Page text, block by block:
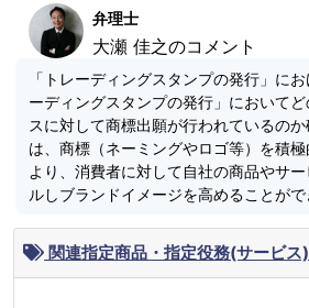
弁理士
大瀬 佳之のコメント
「トレーディングスタンプの発行」に
ーディングスタンプの発行」において
スに対して商標出願が行われているの
は、商標（ネーミングやロゴ等）を積
より、消費者に対して自社の商品やサ
ルしブランドイメージを高めることがで
関連指定商品・指定役務(サービス)